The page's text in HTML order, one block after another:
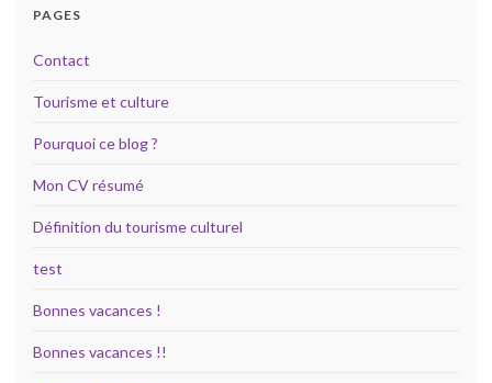
PAGES
Contact
Tourisme et culture
Pourquoi ce blog ?
Mon CV résumé
Définition du tourisme culturel
test
Bonnes vacances !
Bonnes vacances !!